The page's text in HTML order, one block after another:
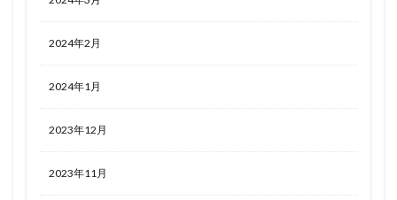
2024年2月
2024年1月
2023年12月
2023年11月